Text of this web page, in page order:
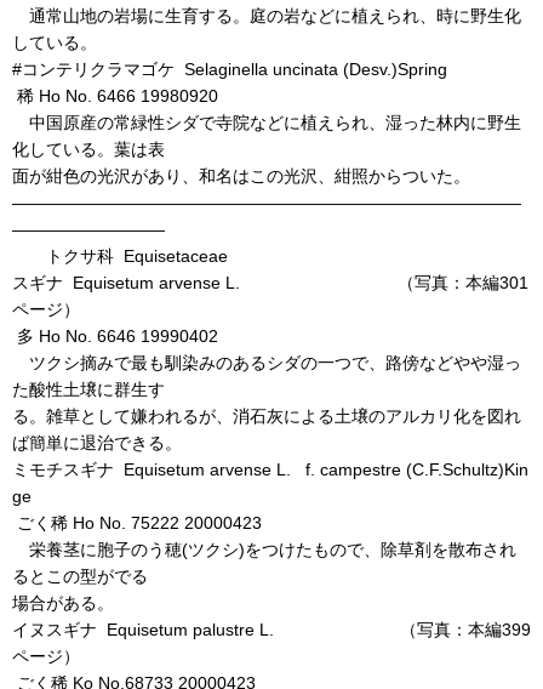
通常山地の岩場に生育する。庭の岩などに植えられ、時に野生化
している。
#コンテリクラマゴケ Selaginella uncinata (Desv.)Spring
稀 Ho No. 6466 19980920
中国原産の常緑性シダで寺院などに植えられ、湿った林内に野生
化している。葉は表
面が紺色の光沢があり、和名はこの光沢、紺照からついた。
――――――――――――――――――――――――――――――
―――――――――
トクサ科 Equisetaceae
スギナ Equisetum arvense L. （写真：本編301
ページ）
多 Ho No. 6646 19990402
ツクシ摘みで最も馴染みのあるシダの一つで、路傍などやや湿っ
た酸性土壌に群生す
る。雑草として嫌われるが、消石灰による土壌のアルカリ化を図れ
ば簡単に退治できる。
ミモチスギナ Equisetum arvense L. f. campestre (C.F.Schultz)Kin
ge
ごく稀 Ho No. 75222 20000423
栄養茎に胞子のう穂(ツクシ)をつけたもので、除草剤を散布され
るとこの型がでる
場合がある。
イヌスギナ Equisetum palustre L. （写真：本編399
ページ）
ごく稀 Ko No.68733 20000423